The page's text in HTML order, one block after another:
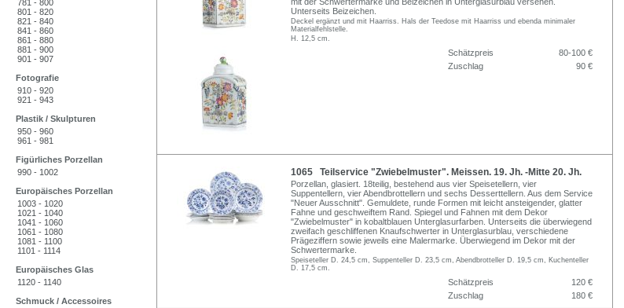
781 - 800
801 - 820
821 - 840
841 - 860
861 - 880
881 - 900
901 - 907
Fotografie
910 - 920
921 - 943
Plastik / Skulpturen
950 - 960
961 - 981
Figürliches Porzellan
990 - 1002
Europäisches Porzellan
1003 - 1020
1021 - 1040
1041 - 1060
1061 - 1080
1081 - 1100
1101 - 1114
Europäisches Glas
1120 - 1140
Schmuck / Accessoires
Unterseits Beizeichen.
Deckel ergänzt und mit Haarriss. Hals der Teedose mit Haarriss und ebenda minimaler
Materialfehlstelle.
H. 12,5 cm.
Schätzpreis
80-100 €
Zuschlag
90 €
1065 Teilservice "Zwiebelmuster". Meissen. 19. Jh. -Mitte 20. Jh.
Porzellan, glasiert. 18teilig, bestehend aus vier Speisetellern, vier
Suppentellern, vier Abendbrottellern und sechs Desserttellern. Aus dem Service
"Neuer Ausschnitt". Gemuldete, runde Formen mit leicht ansteigender, glatter
Fahne und geschweiftem Rand. Spiegel und Fahnen mit dem Dekor
"Zwiebelmuster" in kobaltblauen Unterglasurfarben. Unterseits die überwiegend
zweifach geschliffenen Knaufschwerter in Unterglasurblau, verschiedene
Prägeziffern sowie jeweils eine Malermarke. Überwiegend im Dekor mit der
Schwertermarke.
Speiseteller D. 24,5 cm, Suppenteller D. 23,5 cm, Abendbrotteller D. 19,5 cm, Kuchenteller
D. 17,5 cm.
Schätzpreis
120 €
Zuschlag
180 €